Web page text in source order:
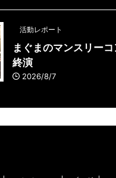
活動レポート
まぐまのマンスリー
終演
2026/8/7